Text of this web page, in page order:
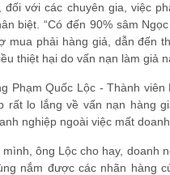
đối với các chuyên gia, việc
biệt. “Có đến 90% sâm
mua phải hàng giả, dẫn đến
thiệt hại do vấn nạn làm giả
Phạm Quốc Lộc - Thành viên
rất lo lắng về vấn nạn hàng
nghiệp ngoài việc mất
ông Lộc cho hay, doanh
nắm được các nhãn hàng